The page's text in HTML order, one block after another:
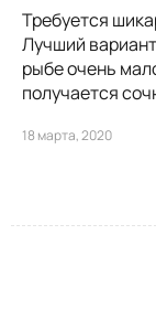
Требуется
Лучший
рыбе очень
получается
18 марта, 2020